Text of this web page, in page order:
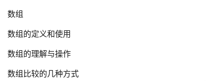
数组
数组的定义和使用
数组的理解与操作
数组比较的几种方式